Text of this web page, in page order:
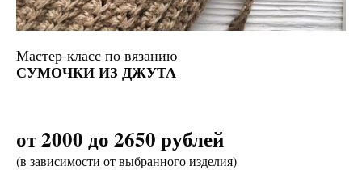
Мастер-класс по вязанию
СУМОЧКИ ИЗ ДЖУТА
от 2000 до 2650 рублей
(в зависимости от выбранного изделия)